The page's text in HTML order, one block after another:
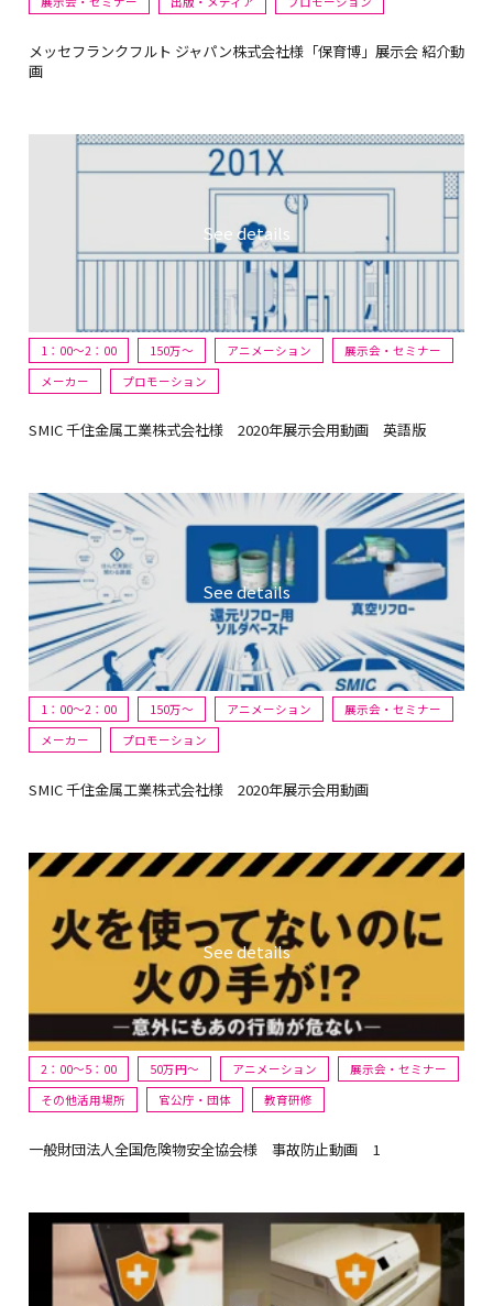
メッセフランクフルト ジャパン株式会社様「保育博」展示会 紹介動
画
1：00～2：00 150万〜 アニメーション
展示会・セミナー
メーカー
プロモーション
SMIC 千住金属工業株式会社様 2020年展示会用動画 英語版
1：00～2：00 150万〜 アニメーション
展示会・セミナー
メーカー
プロモーション
SMIC 千住金属工業株式会社様 2020年展示会用動画
2：00～5：00 50万円〜 アニメーション
展示会・セミナー
その他活用場所
官公庁・団体 教育研修
一般財団法人全国危険物安全協会様 事故防止動画 1